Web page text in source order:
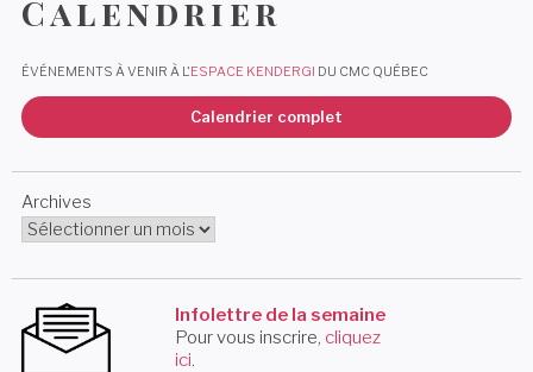
Calendrier
ÉVÉNEMENTS À VENIR À L'ESPACE KENDERGI DU CMC QUÉBEC
Calendrier complet
Archives
Infolettre de la semaine
Pour vous inscrire, cliquez
ici.